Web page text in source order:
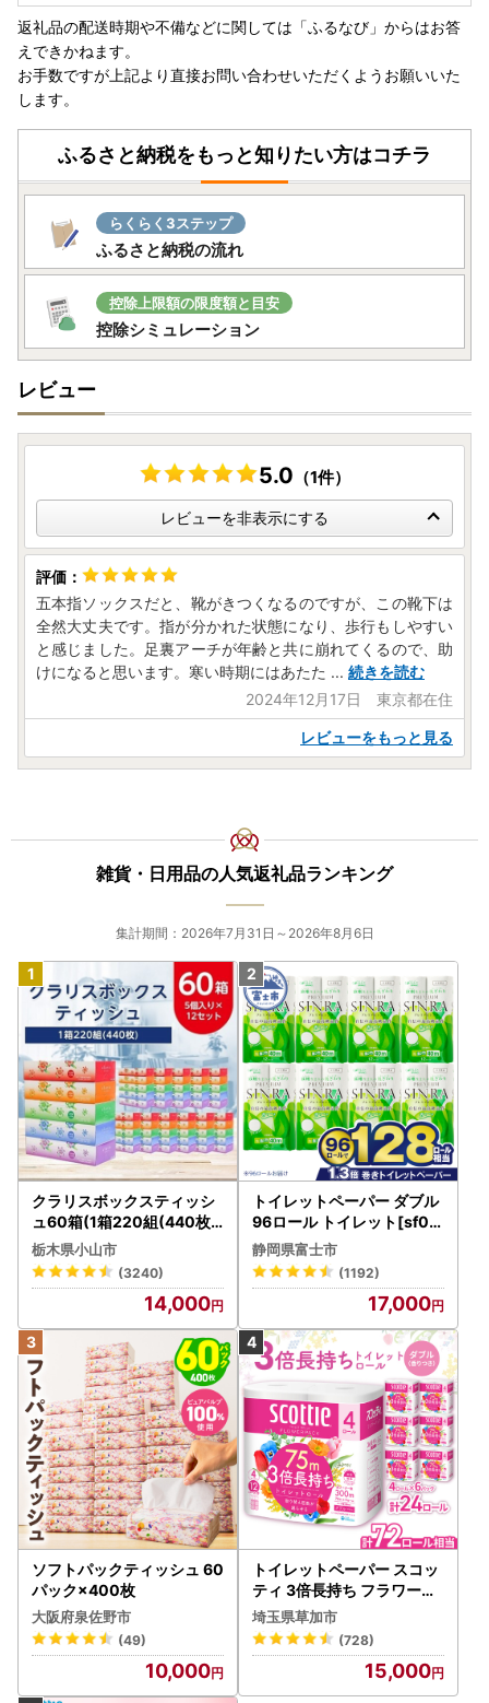
返礼品の配送時期や不備などに関しては「ふるなび」からはお答
えできかねます。
お手数ですが上記より直接お問い合わせいただくようお願いいた
します。
ふるさと納税をもっと知りたい方はコチラ
らくらく3ステップ
ふるさと納税の流れ
控除上限額の限度額と目安
控除シミュレーション
レビュー
5.0 （1件）
レビューを非表示にする
五本指ソックスだと、靴がきつくなるのですが、この靴下は
全然大丈夫です。指が分かれた状態になり、歩行もしやすい
と感じました。足裏アーチが年齢と共に崩れてくるので、助
けになると思います。寒い時期にはあたた ... 続きを読む
2024年12月17日 東京都在住
レビューをもっと見る
雑貨・日用品の人気返礼品ランキング
集計期間：2026年7月31日～2026年8月6日
クラリスボックスティッシ
ュ60箱(1箱220組(440枚))
(5個入り×12セット)【配送
不可地域：離島・沖縄県】
【1256759】
栃木県小山市
(3240)
14,000
トイレットペーパー ダブル
96ロール トイレット[sf00
1-012]
静岡県富士市
(1192)
17,000
ソフトパックティッシュ 60
パック×400枚
大阪府泉佐野市
(49)
10,000
トイレットペーパー スコッ
ティ 3倍長持ち フラワーパ
ック 4ロール×6P
埼玉県草加市
(728)
15,000